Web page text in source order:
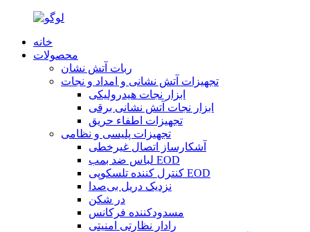
خانه
محصولات
ربات آتش نشان
تجهیزات آتش نشانی و امداد و نجات
ابزار نجات هیدرولیکی
ابزار نجات آتش نشانی برقی
تجهیزات اطفاء حریق
تجهیزات پلیسی و نظامی
آشکارساز اتصال غیرخطی
لباس ضد بمب EOD
کنترل کننده تلسکوپی EOD
نزدیک دریل بی‌صدا
در شکن
مسدودکننده فرکانس
رادار نظارتی امنیتی